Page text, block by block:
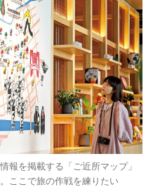
報を掲載する「ご近所マップ」
ここで旅の作戦を練りたい